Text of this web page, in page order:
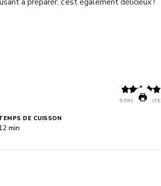
5 FROM 1 VOTE
DE CUISSON
minutes
min